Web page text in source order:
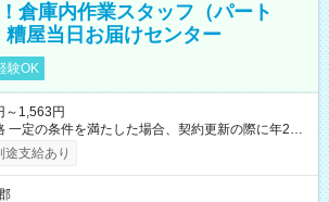
倉庫内作業スタッフ（パート
糟屋当日お届けセンター
験OK
～1,563円
一定の条件を満たした場合、契約更新の際に年2回
。 ■正社員登用制度あり ※月末締/翌
い ※時間外手当、別途支給 ※深夜割増賃金 (22:00～
定して働けます！ 【試用期間】試用期間
途支給あり